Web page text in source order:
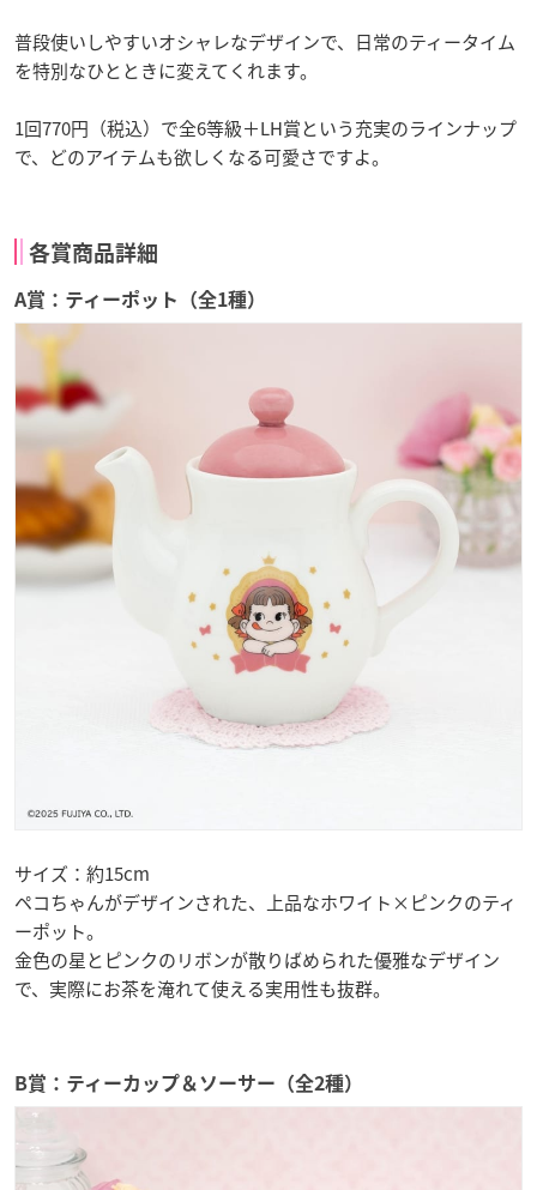
普段使いしやすいオシャレなデザインで、日常のティータイム
を特別なひとときに変えてくれます。
1回770円（税込）で全6等級＋LH賞という充実のラインナップ
で、どのアイテムも欲しくなる可愛さですよ。
各賞商品詳細
A賞：ティーポット（全1種）
サイズ：約15cm
ペコちゃんがデザインされた、上品なホワイト×ピンクのティ
ーポット。
金色の星とピンクのリボンが散りばめられた優雅なデザイン
で、実際にお茶を淹れて使える実用性も抜群。
B賞：ティーカップ＆ソーサー（全2種）